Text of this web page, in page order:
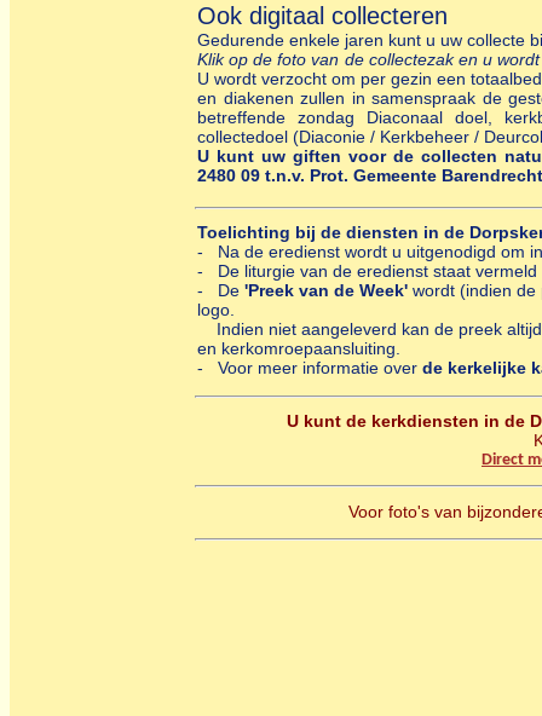
Ook digitaal collecteren
Gedurende enkele jaren kunt u uw collecte
Klik op de foto van de collectezak en u
U wordt verzocht om per gezin een
en diakenen zullen in samenspraak de
betreffende zondag Diaconaal doel,
collectedoel (Diaconie / Kerkbeheer /
U kunt uw giften voor de collecten
2480 09 t.n.v. Prot. Gemeente
Toelichting bij de diensten in de
- Na de eredienst wordt u uitgenodigd om
- De liturgie van de eredienst staat
- De 'Preek van de Week' wordt (indien de
logo.
Indien niet aangeleverd kan de preek
en kerkomroepaansluiting.
- Voor meer informatie over de kerkelijke
U kunt de kerkdiensten in de
Direct
Voor foto's van